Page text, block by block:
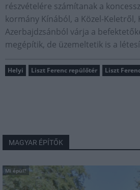
részvételére számítanak a
kormány Kínából, a Közel-Keletről,
Azerbajdzsánból várja a
megépítik, de üzemeltetik is a
Helyi Liszt Ferenc repülőtér Liszt
MAGYAR ÉPÍTŐK
Mi épül?